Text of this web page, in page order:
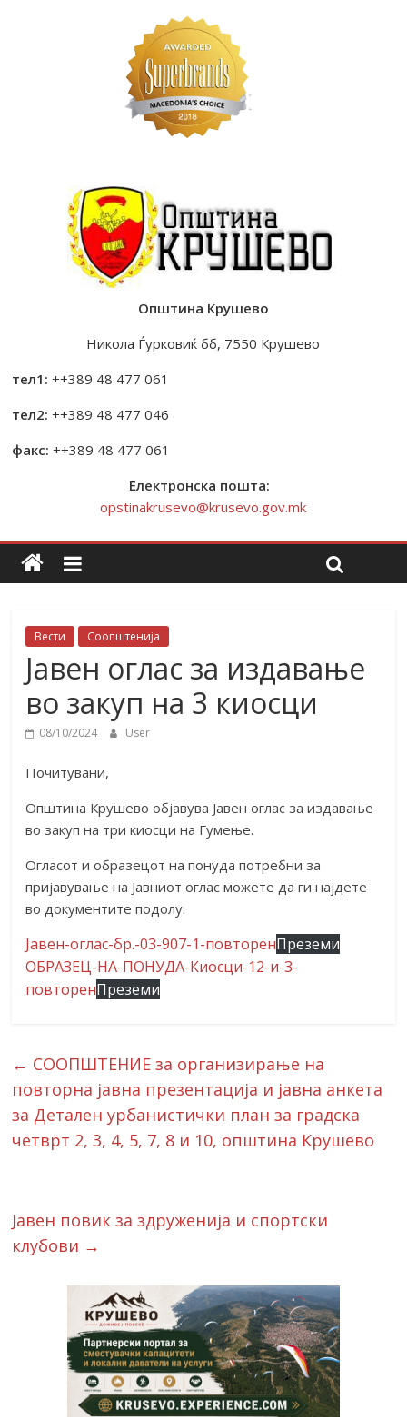
Општина Крушево
Никола Ѓурковиќ бб, 7550 Крушево
тел1: ++389 48 477 061
тел2: ++389 48 477 046
факс: ++389 48 477 061
Електронска пошта:
opstinakrusevo@krusevo.gov.mk
Вести Соопштенија
Јавен оглас за издавање
во закуп на 3 киосци
08/10/2024 User
Почитувани,
Општина Крушево објавува Јавен оглас за издавање
во закуп на три киосци на Гумење.
Огласот и образецот на понуда потребни за
пријавување на Јавниот оглас можете да ги најдете
во документите подолу.
Јавен-оглас-бр.-03-907-1-повторенПреземи
ОБРАЗЕЦ-НА-ПОНУДА-Киосци-12-и-3-
повторенПреземи
← СООПШТЕНИЕ за организирање на
повторна јавна презентација и јавна анкета
за Детален урбанистички план за градска
четврт 2, 3, 4, 5, 7, 8 и 10, општина Крушево
Јавен повик за здруженија и спортски
клубови →